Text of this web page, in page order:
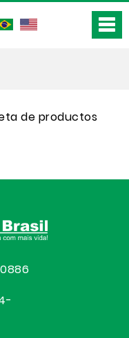
de productos